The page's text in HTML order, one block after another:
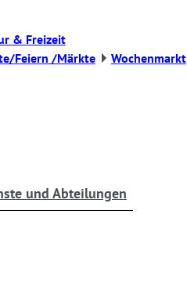
& Freizeit
Feiern /Märkte
Wochenmarkt
und Abteilungen